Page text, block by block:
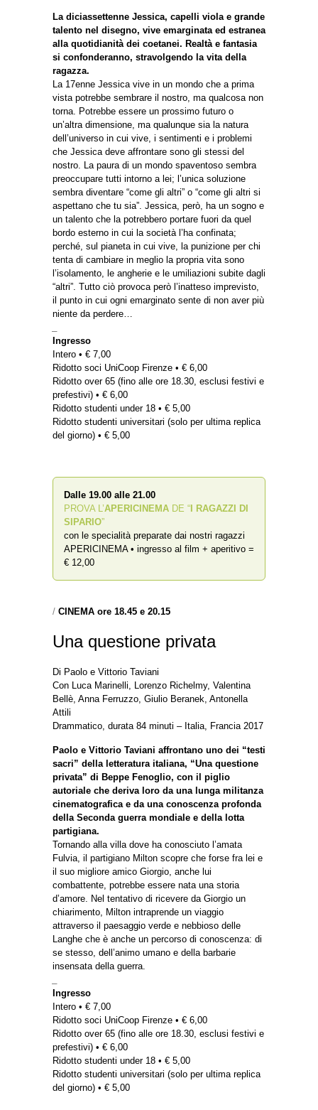
La diciassettenne Jessica, capelli viola e grande
talento nel disegno, vive emarginata ed estranea
alla quotidianità dei coetanei. Realtà e fantasia
si confonderanno, stravolgendo la vita della
ragazza.
La 17enne Jessica vive in un mondo che a prima
vista potrebbe sembrare il nostro, ma qualcosa non
torna. Potrebbe essere un prossimo futuro o
un’altra dimensione, ma qualunque sia la natura
dell’universo in cui vive, i sentimenti e i problemi
che Jessica deve affrontare sono gli stessi del
nostro. La paura di un mondo spaventoso sembra
preoccupare tutti intorno a lei; l’unica soluzione
sembra diventare “come gli altri” o “come gli altri si
aspettano che tu sia”. Jessica, però, ha un sogno e
un talento che la potrebbero portare fuori da quel
bordo esterno in cui la società l’ha confinata;
perché, sul pianeta in cui vive, la punizione per chi
tenta di cambiare in meglio la propria vita sono
l’isolamento, le angherie e le umiliazioni subite dagli
“altri”. Tutto ciò provoca però l’inatteso imprevisto,
il punto in cui ogni emarginato sente di non aver più
niente da perdere…
Ingresso
Intero • € 7,00
Ridotto soci UniCoop Firenze • € 6,00
Ridotto over 65 (fino alle ore 18.30, esclusi festivi e
prefestivi) • € 6,00
Ridotto studenti under 18 • € 5,00
Ridotto studenti universitari (solo per ultima replica
del giorno) • € 5,00
Dalle 19.00 alle 21.00
PROVA L’APERICINEMA DE “ I RAGAZZI DI
SIPARIO”
con le specialità preparate dai nostri ragazzi
APERICINEMA • ingresso al film + aperitivo =
€ 12,00
/ CINEMA ore 18.45 e 20.15
Una questione privata
Di Paolo e Vittorio Taviani
Con Luca Marinelli, Lorenzo Richelmy, Valentina
Bellè, Anna Ferruzzo, Giulio Beranek, Antonella
Attili
Drammatico, durata 84 minuti – Italia, Francia 2017
Paolo e Vittorio Taviani affrontano uno dei “testi
sacri” della letteratura italiana, “Una questione
privata” di Beppe Fenoglio, con il piglio
autoriale che deriva loro da una lunga militanza
cinematografica e da una conoscenza profonda
della Seconda guerra mondiale e della lotta
partigiana.
Tornando alla villa dove ha conosciuto l’amata
Fulvia, il partigiano Milton scopre che forse fra lei e
il suo migliore amico Giorgio, anche lui
combattente, potrebbe essere nata una storia
d’amore. Nel tentativo di ricevere da Giorgio un
chiarimento, Milton intraprende un viaggio
attraverso il paesaggio verde e nebbioso delle
Langhe che è anche un percorso di conoscenza: di
se stesso, dell’animo umano e della barbarie
insensata della guerra.
Ingresso
Intero • € 7,00
Ridotto soci UniCoop Firenze • € 6,00
Ridotto over 65 (fino alle ore 18.30, esclusi festivi e
prefestivi) • € 6,00
Ridotto studenti under 18 • € 5,00
Ridotto studenti universitari (solo per ultima replica
del giorno) • € 5,00